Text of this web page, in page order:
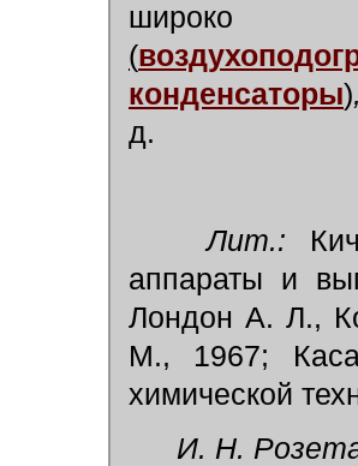
широко
(
конденсаторы),
д.
Лит.:
аппараты и
Лондон А. Л.,
М., 1967;
химической
И. Н.